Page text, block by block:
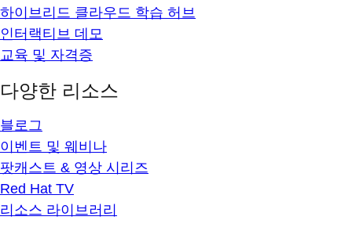
하이브리드 클라우드 학습 허브
인터랙티브 데모
교육 및 자격증
다양한 리소스
블로그
이벤트 및 웨비나
팟캐스트 & 영상 시리즈
Red Hat TV
리소스 라이브러리